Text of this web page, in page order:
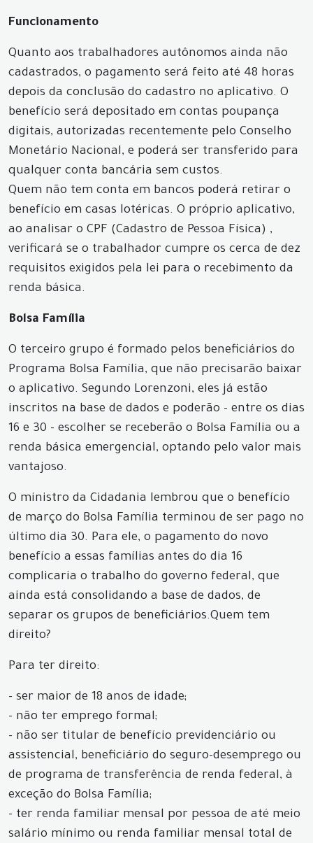
Funcionamento
Quanto aos trabalhadores autônomos ainda não
cadastrados, o pagamento será feito até 48 horas
depois da conclusão do cadastro no aplicativo. O
benefício será depositado em contas poupança
digitais, autorizadas recentemente pelo Conselho
Monetário Nacional, e poderá ser transferido para
qualquer conta bancária sem custos.
Quem não tem conta em bancos poderá retirar o
benefício em casas lotéricas. O próprio aplicativo,
ao analisar o CPF (Cadastro de Pessoa Física) ,
verificará se o trabalhador cumpre os cerca de dez
requisitos exigidos pela lei para o recebimento da
renda básica.
Bolsa Família
O terceiro grupo é formado pelos beneficiários do
Programa Bolsa Família, que não precisarão baixar
o aplicativo. Segundo Lorenzoni, eles já estão
inscritos na base de dados e poderão - entre os dias
16 e 30 - escolher se receberão o Bolsa Família ou a
renda básica emergencial, optando pelo valor mais
vantajoso.
O ministro da Cidadania lembrou que o benefício
de março do Bolsa Família terminou de ser pago no
último dia 30. Para ele, o pagamento do novo
benefício a essas famílias antes do dia 16
complicaria o trabalho do governo federal, que
ainda está consolidando a base de dados, de
separar os grupos de beneficiários.Quem tem
direito?
Para ter direito:
- ser maior de 18 anos de idade;
- não ter emprego formal;
- não ser titular de benefício previdenciário ou
assistencial, beneficiário do seguro-desemprego ou
de programa de transferência de renda federal, à
exceção do Bolsa Família;
- ter renda familiar mensal por pessoa de até meio
salário mínimo ou renda familiar mensal total de